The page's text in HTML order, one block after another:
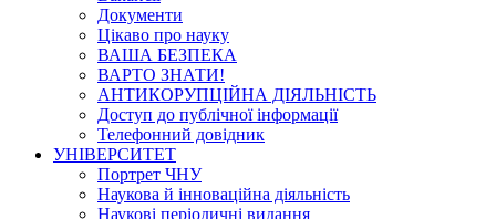
Документи
Цікаво про науку
ВАША БЕЗПЕКА
ВАРТО ЗНАТИ!
АНТИКОРУПЦІЙНА ДІЯЛЬНІСТЬ
Доступ до публічної інформації
Телефонний довідник
УНІВЕРСИТЕТ
Портрет ЧНУ
Наукова й інноваційна діяльність
Наукові періодичні видання